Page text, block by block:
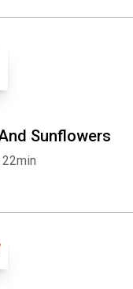
Sunflowers
22min